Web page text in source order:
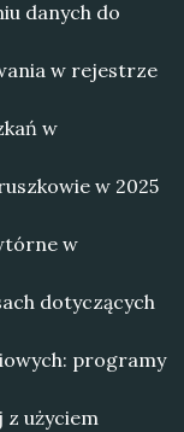
danych do
w rejestrze
w
w 2025
w
dotyczących
programy
użyciem